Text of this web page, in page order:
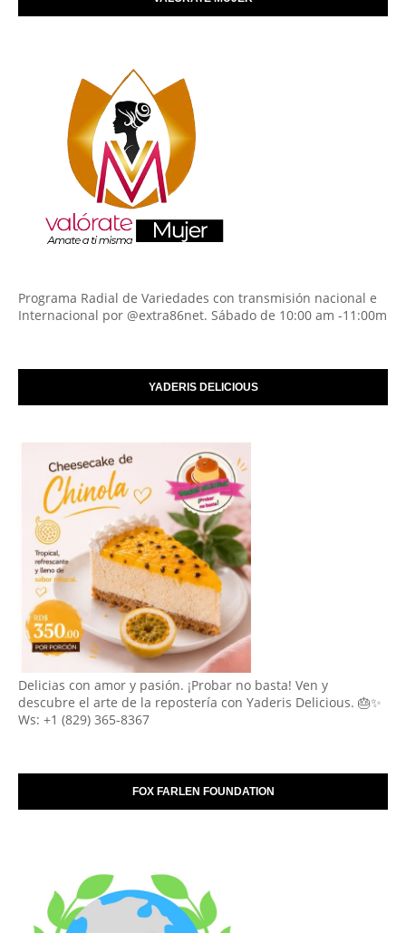
Programa Radial de Variedades con transmisión nacional e
Internacional por @extra86net. Sábado de 10:00 am -11:00m
YADERIS DELICIOUS
Delicias con amor y pasión. ¡Probar no basta! Ven y
descubre el arte de la repostería con Yaderis Delicious. 🎂✨
Ws: +1 (829) 365-8367
FOX FARLEN FOUNDATION